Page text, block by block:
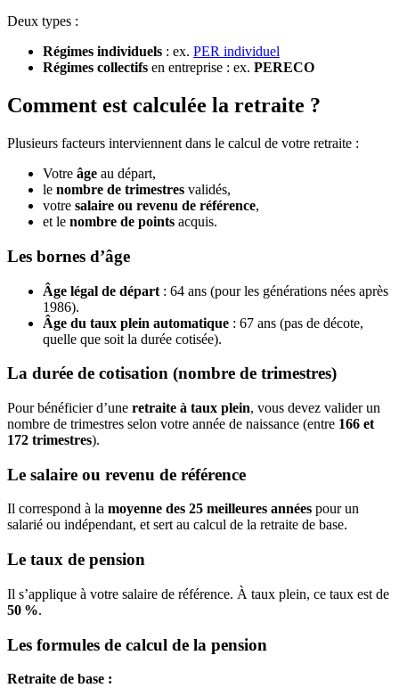
Deux types :
Régimes individuels : ex. PER individuel
Régimes collectifs en entreprise : ex. PERECO
Comment est calculée la retraite ?
Plusieurs facteurs interviennent dans le calcul de votre retraite :
Votre âge au départ,
le nombre de trimestres validés,
votre salaire ou revenu de référence,
et le nombre de points acquis.
Les bornes d’âge
Âge légal de départ : 64 ans (pour les générations nées après
1986).
Âge du taux plein automatique : 67 ans (pas de décote,
quelle que soit la durée cotisée).
La durée de cotisation (nombre de trimestres)
Pour bénéficier d’une retraite à taux plein, vous devez valider un
nombre de trimestres selon votre année de naissance (entre 166 et
172 trimestres).
Le salaire ou revenu de référence
Il correspond à la moyenne des 25 meilleures années pour un
salarié ou indépendant, et sert au calcul de la retraite de base.
Le taux de pension
Il s’applique à votre salaire de référence. À taux plein, ce taux est de
50 %.
Les formules de calcul de la pension
Retraite de base :